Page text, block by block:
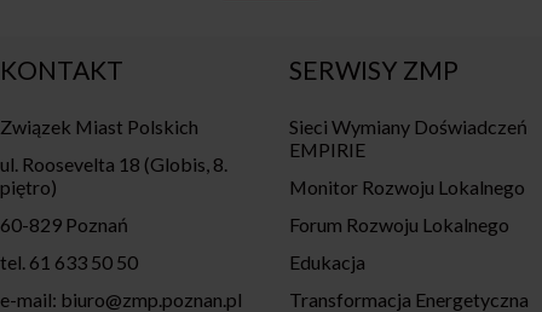
KONTAKT
Związek Miast Polskich
ul. Roosevelta 18 (Globis, 8.
piętro)
60-829 Poznań
tel. 61 633 50 50
e-mail: biuro@zmp.poznan.pl
SERWISY ZMP
Sieci Wymiany Doświadczeń
EMPIRIE
Monitor Rozwoju Lokalnego
Forum Rozwoju Lokalnego
Edukacja
Transformacja Energetyczna